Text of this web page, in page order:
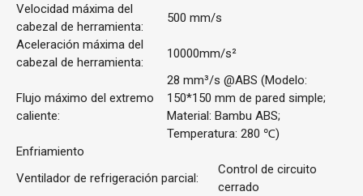
Velocidad máxima del
cabezal de herramienta:
500 mm/s
Aceleración máxima del
cabezal de herramienta:
10000mm/s²
Flujo máximo del extremo
caliente:
28 mm³/s @ABS (Modelo:
150*150 mm de pared simple;
Material: Bambu ABS;
Temperatura: 280 ℃)
Enfriamiento
Ventilador de refrigeración parcial:
Control de circuito
cerrado